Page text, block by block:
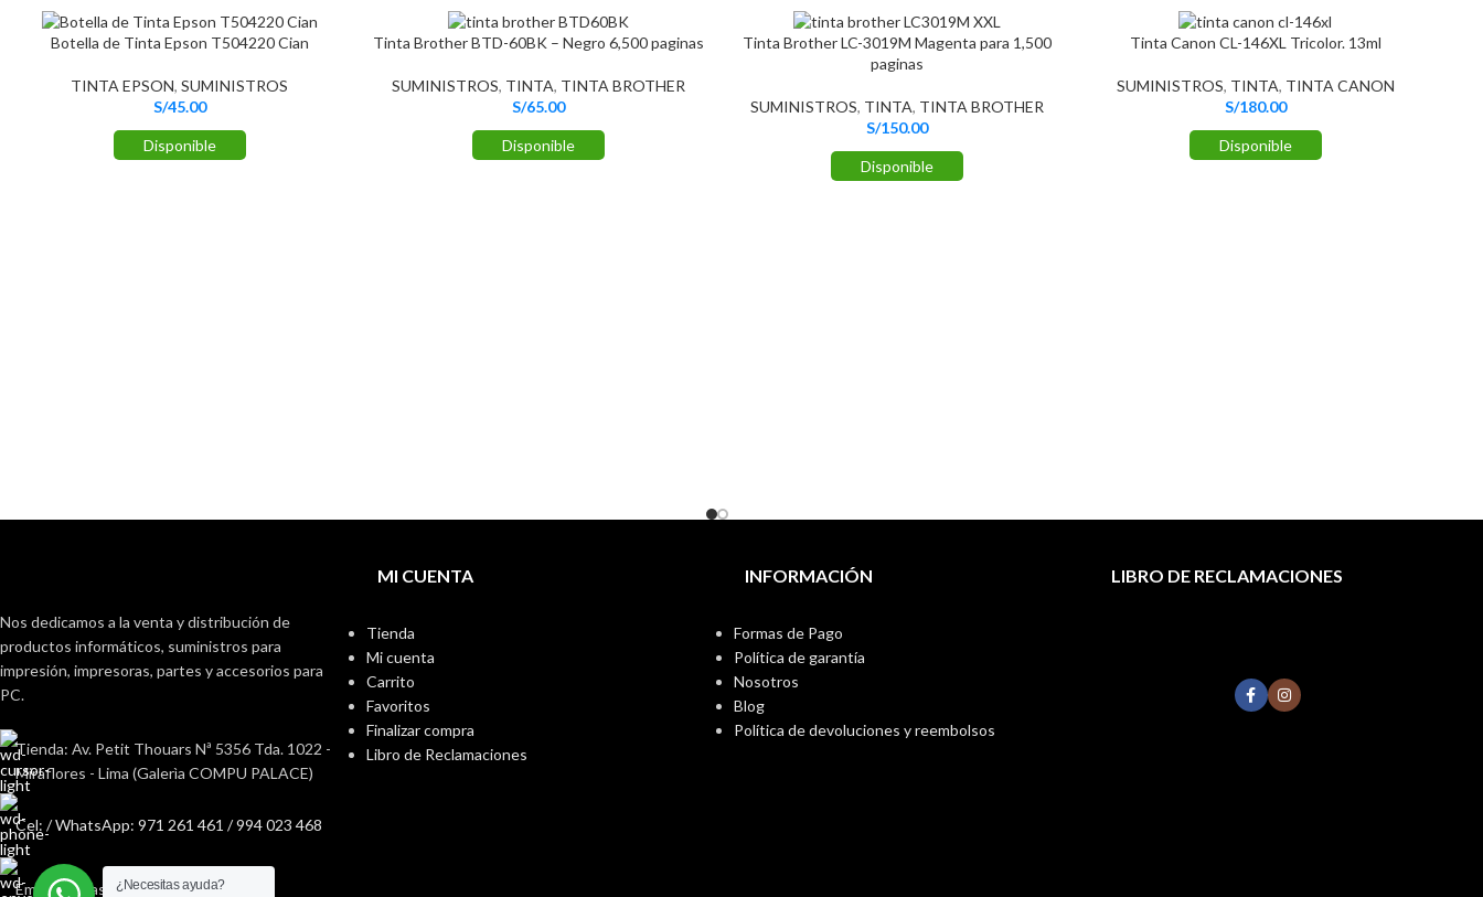
Botella de Tinta Epson T504220 Cian
TINTA EPSON, SUMINISTROS
S/45.00
Disponible
Tinta Brother BTD-60BK – Negro 6,500 paginas
SUMINISTROS, TINTA, TINTA BROTHER
S/65.00
Disponible
Tinta Brother LC-3019M Magenta para 1,500
paginas
SUMINISTROS, TINTA, TINTA BROTHER
S/150.00
Disponible
Tinta Canon CL-146XL Tricolor. 13ml
SUMINISTROS, TINTA, TINTA CANON
S/180.00
Disponible
Nos dedicamos a la venta y distribución de
productos informáticos, suministros para
impresión, impresoras, partes y accesorios para
PC.
Tienda: Av. Petit Thouars Nª 5356 Tda. 1022 -
Miraflores - Lima (Galerìa COMPU PALACE)
Cel: / WhatsApp: 971 261 461 / 994 023 468
Email: ventas@fabisan.pe
MI CUENTA
Tienda
Mi cuenta
Carrito
Favoritos
Finalizar compra
Libro de Reclamaciones
INFORMACIÓN
Formas de Pago
Política de garantía
Nosotros
Blog
Política de devoluciones y reembolsos
LIBRO DE RECLAMACIONES
¿Necesitas ayuda?